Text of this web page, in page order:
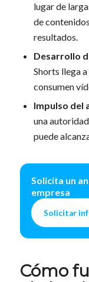
lugar de
de
resultados.
Desarrollo
Shorts llega
consumen
Impulso del
una
puede
Solicita un
empresa
Solicitar
Cómo